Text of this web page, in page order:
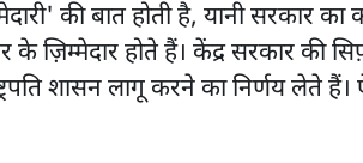
की बात होती है, यानी सरकार
ज़िम्मेदार होते हैं। केंद्र सरकार की
शासन लागू करने का निर्णय लेते